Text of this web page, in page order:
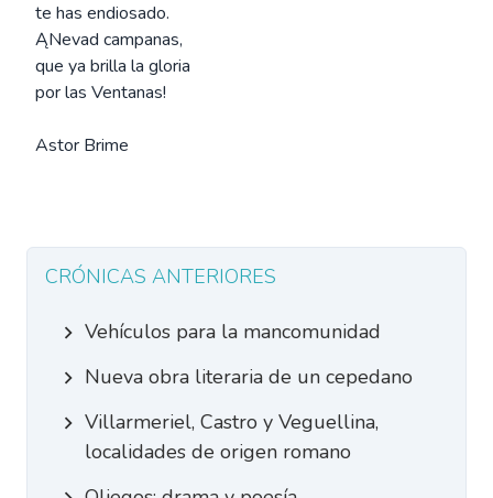
te has endiosado.
ĄNevad campanas,
que ya brilla la gloria
por las Ventanas!
Astor Brime
CRÓNICAS ANTERIORES
Vehículos para la mancomunidad
Nueva obra literaria de un cepedano
Villarmeriel, Castro y Veguellina,
localidades de origen romano